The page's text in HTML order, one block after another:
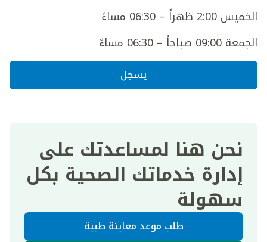
الخميس 2:00 ظهراً – 06:30 مساءً
الجمعة 09:00 صباحاً – 06:30 مساءً
يسجل
نحن هنا لمساعدتك على
إدارة خدماتك الصحية بكل
سهولة
طلب موعد معاينة طبية